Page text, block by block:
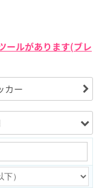
ールがあります(ブレ
カー